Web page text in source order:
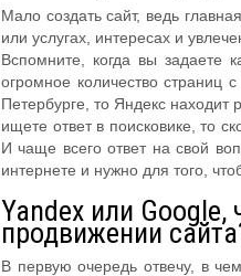
Мало создать сайт, ведь
или услугах, интересах и
Вспомните, когда вы задаете
огромное количество страниц
Петербурге, то Яндекс находит
ищете ответ в поисковике, то
И чаще всего ответ на свой
интернете и нужно для того,
Yandex или Google,
продвижении
В первую очередь отвечу, в